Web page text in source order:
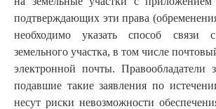
подтверждающих эти права
необходимо указать способ связи с
земельного участка, в том числе
электронной почты. Правообладатели
подавшие такие заявления по
несут риски невозможности